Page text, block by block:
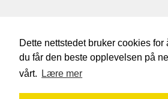
Dette nettstedet bruker cookies for
du får den beste opplevelsen på
vårt.
Lære mer